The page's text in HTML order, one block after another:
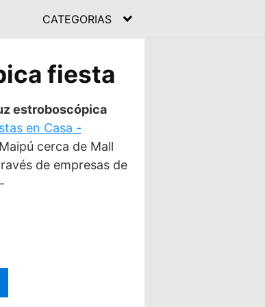
CATEGORIAS
fiesta
estroboscópica
en Casa -
cerca de Mall
de empresas de